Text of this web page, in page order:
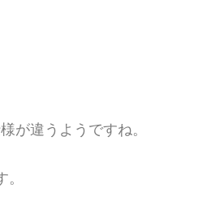
が違うようですね。